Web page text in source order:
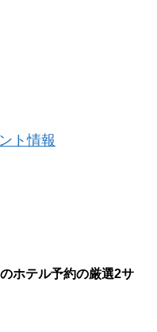
ト情報
ホテル予約の厳選2サ